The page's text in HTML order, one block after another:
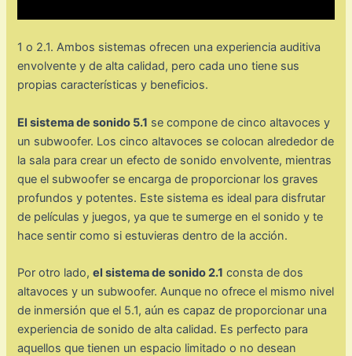
1 o 2.1. Ambos sistemas ofrecen una experiencia auditiva
envolvente y de alta calidad, pero cada uno tiene sus
propias características y beneficios.
El sistema de sonido 5.1 se compone de cinco altavoces y
un subwoofer. Los cinco altavoces se colocan alrededor de
la sala para crear un efecto de sonido envolvente, mientras
que el subwoofer se encarga de proporcionar los graves
profundos y potentes. Este sistema es ideal para disfrutar
de películas y juegos, ya que te sumerge en el sonido y te
hace sentir como si estuvieras dentro de la acción.
Por otro lado,el sistema de sonido 2.1 consta de dos
altavoces y un subwoofer. Aunque no ofrece el mismo nivel
de inmersión que el 5.1, aún es capaz de proporcionar una
experiencia de sonido de alta calidad. Es perfecto para
aquellos que tienen un espacio limitado o no desean